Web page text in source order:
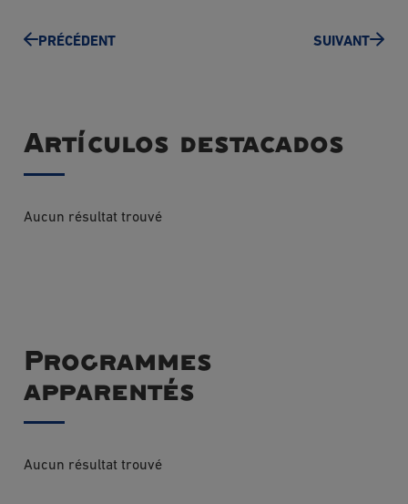
PRÉCÉDENT SUIVANT
Artículos destacados
Aucun résultat trouvé
Programmes
apparentés
Aucun résultat trouvé